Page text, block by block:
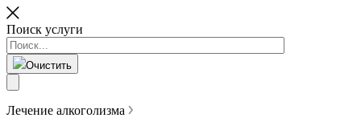
Поиск услуги
Очистить
Лечение алкоголизма